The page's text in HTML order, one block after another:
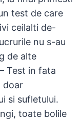
test de care
ceilalti de-
nu s-au
de alte
Test in fata
doar
si sufletului.
toate bolile